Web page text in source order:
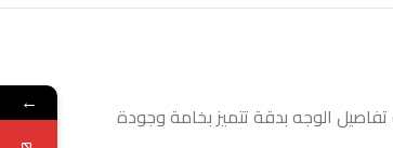
جدا فى الاستخدام بتلف 360 درجه فى كل الاتجاهات، بتقرب تفاصيل الوجه بدقة تتميز بخامة وجودة
←